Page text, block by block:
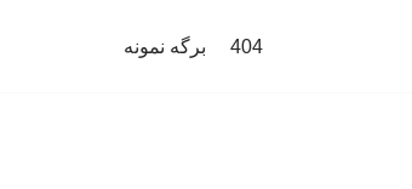
404 برگه نمونه